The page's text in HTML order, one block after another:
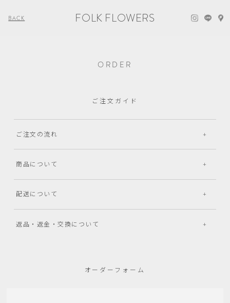
FOLK FLOWERS
BACK
ORDER
ご注文ガイド
ご注文の流れ
商品について
配送について
返品・返金・交換について
オーダーフォーム